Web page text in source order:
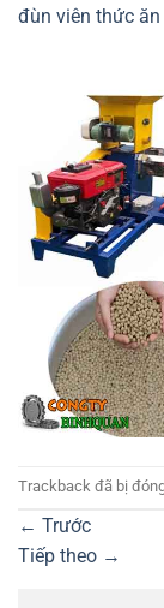
đùn viên thức
Trackback đã bị
← Trước
Tiếp theo →